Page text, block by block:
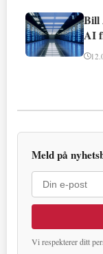
Bill
AI
Meld på
Vi respekterer ditt